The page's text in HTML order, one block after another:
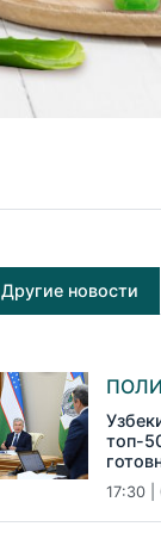
Другие новости
топ-
17:30 |